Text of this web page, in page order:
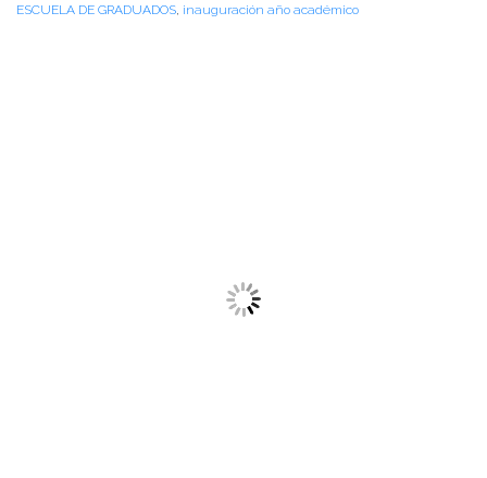
ESCUELA DE GRADUADOS, inauguración año académico